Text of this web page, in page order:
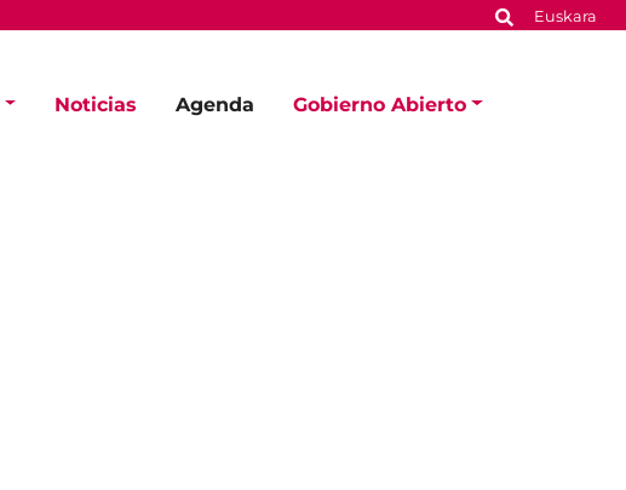
Euskara
Noticias Agenda Gobierno Abierto